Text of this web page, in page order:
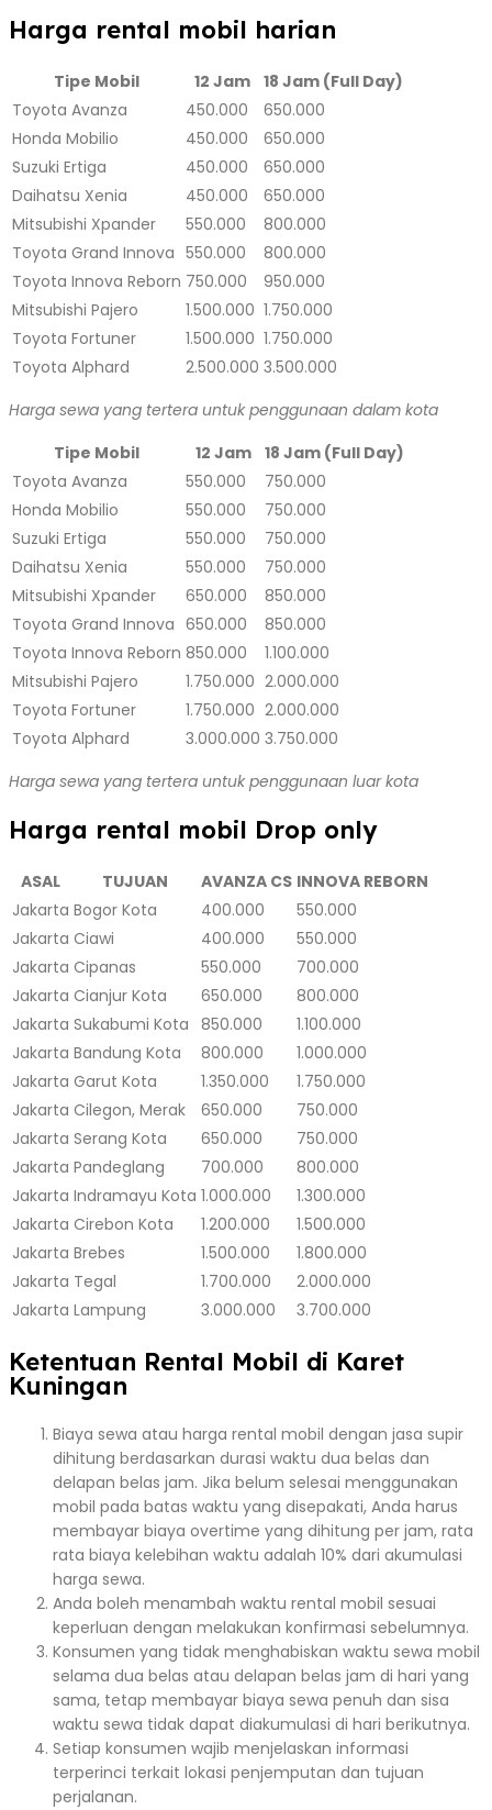
Harga rental mobil harian
Tipe Mobil 12 Jam 18 Jam (Full Day)
Toyota Avanza
450.000
650.000
Honda Mobilio
450.000
650.000
Suzuki Ertiga
450.000
650.000
Daihatsu Xenia
450.000
650.000
Mitsubishi Xpander
550.000
800.000
Toyota Grand Innova 550.000
800.000
Toyota Innova Reborn 750.000
950.000
Mitsubishi Pajero
1.500.000 1.750.000
Toyota Fortuner
1.500.000 1.750.000
Toyota Alphard
2.500.000 3.500.000
Harga sewa yang tertera untuk penggunaan dalam kota
Tipe Mobil
12 Jam
18 Jam (Full Day)
Toyota Avanza
550.000
750.000
Honda Mobilio
550.000
750.000
Suzuki Ertiga
550.000
750.000
Daihatsu Xenia
550.000
750.000
Mitsubishi Xpander
650.000
850.000
Toyota Grand Innova 650.000
850.000
Toyota Innova Reborn 850.000
1.100.000
Mitsubishi Pajero
1.750.000 2.000.000
Toyota Fortuner
1.750.000 2.000.000
Toyota Alphard
3.000.000 3.750.000
Harga sewa yang tertera untuk penggunaan luar kota
Harga rental mobil Drop only
ASAL TUJUAN AVANZA CS INNOVA REBORN
Jakarta Bogor Kota 400.000
550.000
Jakarta Ciawi 400.000
550.000
Jakarta Cipanas 550.000
700.000
Jakarta Cianjur Kota 650.000
800.000
Jakarta Sukabumi Kota 850.000
1.100.000
Jakarta Bandung Kota 800.000
1.000.000
Jakarta Garut Kota 1.350.000
1.750.000
Jakarta Cilegon, Merak 650.000
750.000
Jakarta Serang Kota 650.000
750.000
Jakarta Pandeglang 700.000
800.000
Jakarta Indramayu Kota 1.000.000
1.300.000
Jakarta Cirebon Kota 1.200.000
1.500.000
Jakarta Brebes 1.500.000
1.800.000
Jakarta Tegal 1.700.000
2.000.000
Jakarta Lampung 3.000.000 3.700.000
Ketentuan Rental Mobil di Karet
Kuningan
Biaya sewa atau harga rental mobil dengan jasa supir
dihitung berdasarkan durasi waktu dua belas dan
delapan belas jam. Jika belum selesai menggunakan
mobil pada batas waktu yang disepakati, Anda harus
membayar biaya overtime yang dihitung per jam, rata
rata biaya kelebihan waktu adalah 10% dari akumulasi
harga sewa.
Anda boleh menambah waktu rental mobil sesuai
keperluan dengan melakukan konfirmasi sebelumnya.
Konsumen yang tidak menghabiskan waktu sewa mobil
selama dua belas atau delapan belas jam di hari yang
sama, tetap membayar biaya sewa penuh dan sisa
waktu sewa tidak dapat diakumulasi di hari berikutnya.
Setiap konsumen wajib menjelaskan informasi
terperinci terkait lokasi penjemputan dan tujuan
perjalanan.